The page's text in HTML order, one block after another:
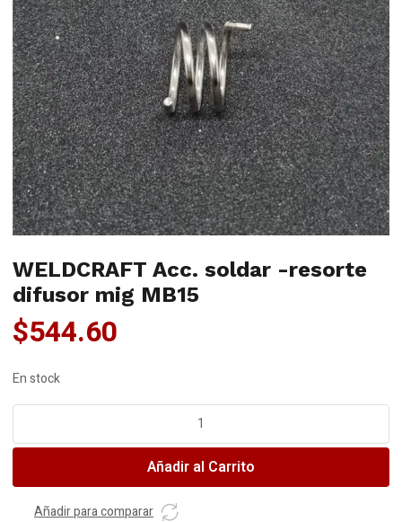
WELDCRAFT Acc. soldar -resorte
difusor mig MB15
$544.60
En stock
WELDCRAFT
soldar
resorte
difusor
Añadir al Carrito
Añadir para comparar